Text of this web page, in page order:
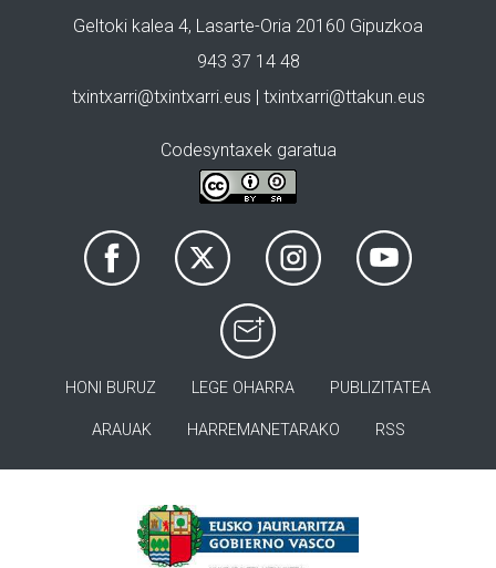
Geltoki kalea 4, Lasarte-Oria 20160 Gipuzkoa
943 37 14 48
txintxarri@txintxarri.eus | txintxarri@ttakun.eus
Codesyntaxek garatua
HONI BURUZ LEGE OHARRA PUBLIZITATEA
ARAUAK HARREMANETARAKO RSS